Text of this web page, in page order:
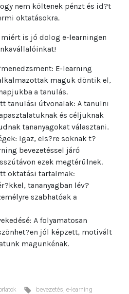
nem költenek pénzt és id?t
oktatásokra.
is jó dolog e-learningen
E-learning
maguk döntik el,
a tanulás.
tanulási útvonalak: A tanulni
és céljuknak
tananyagokat választani.
Igaz, els?re soknak t?
bevezetéssel járó
ezek megtérülnek.
oktatási tartalmak:
tananyagban lév?
szabhatóak a
A folyamatosan
jól képzett, motivált
magunkénak.
bevezetés,e-learning